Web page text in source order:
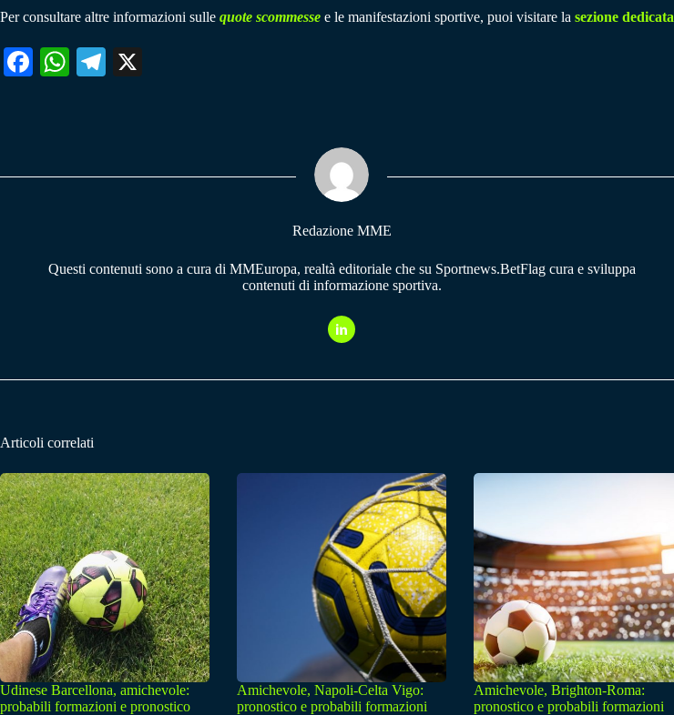
Per consultare altre informazioni sulle quote scommesse e le manifestazioni sportive, puoi visitare la sezione dedicata
Fa W
pp
Te
m
Redazione MME
Questi contenuti sono a cura di MMEuropa, realtà editoriale che su Sportnews.BetFlag cura e sviluppa
contenuti di informazione sportiva.
Articoli correlati
Udinese Barcellona, amichevole:
probabili formazioni e pronostico
Amichevole, Napoli-Celta Vigo:
pronostico e probabili formazioni
Amichevole, Brighton-Roma:
pronostico e probabili formazioni